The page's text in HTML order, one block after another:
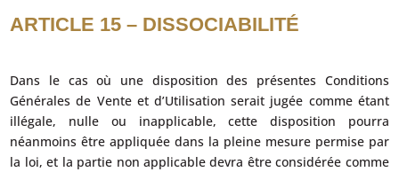
ARTICLE 15 – DISSOCIABILITÉ
Dans le cas où une disposition des présentes Conditions
Générales de Vente et d’Utilisation serait jugée comme étant
illégale, nulle ou inapplicable, cette disposition pourra
néanmoins être appliquée dans la pleine mesure permise par
la loi, et la partie non applicable devra être considérée comme